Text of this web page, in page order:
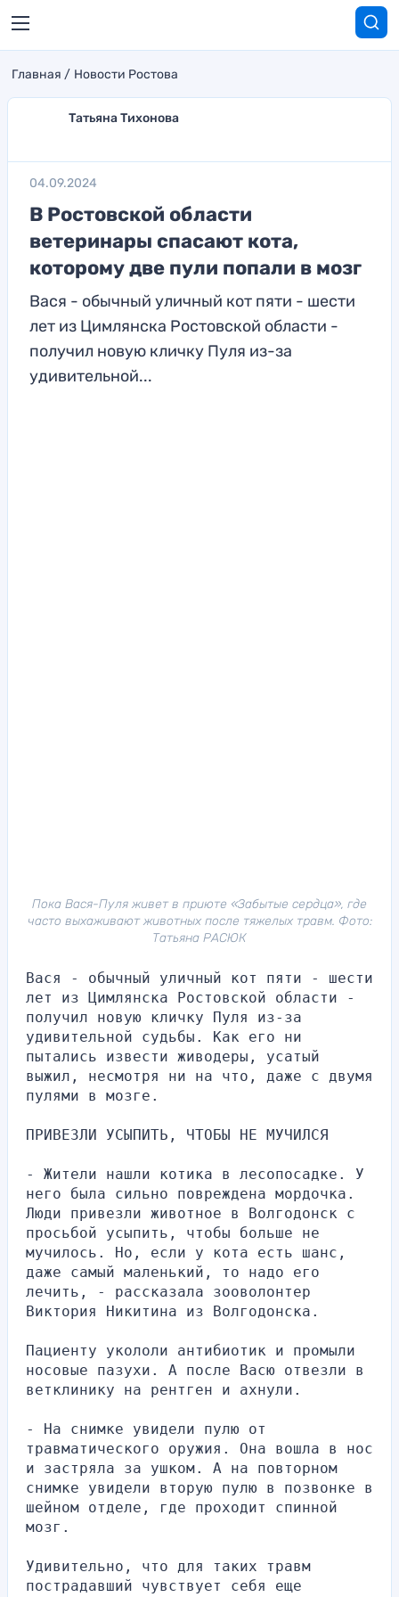
Главная Новости Ростова
Татьяна Тихонова
04.09.2024
В Ростовской области
ветеринары спасают кота,
которому две пули попали в мозг
Вася - обычный уличный кот пяти - шести
лет из Цимлянска Ростовской области -
получил новую кличку Пуля из-за
удивительной...
Пока Вася-Пуля живет в приюте «Забытые сердца», где
часто выхаживают животных после тяжелых травм. Фото:
Татьяна РАСЮК
Вася - обычный уличный кот пяти - шести
лет из Цимлянска Ростовской области -
получил новую кличку Пуля из-за
удивительной судьбы. Как его ни
пытались извести живодеры, усатый
выжил, несмотря ни на что, даже с двумя
пулями в мозге.
ПРИВЕЗЛИ УСЫПИТЬ, ЧТОБЫ НЕ МУЧИЛСЯ
- Жители нашли котика в лесопосадке. У
него была сильно повреждена мордочка.
Люди привезли животное в Волгодонск с
просьбой усыпить, чтобы больше не
мучилось. Но, если у кота есть шанс,
даже самый маленький, то надо его
лечить, - рассказала зооволонтер
Виктория Никитина из Волгодонска.
Пациенту укололи антибиотик и промыли
носовые пазухи. А после Васю отвезли в
ветклинику на рентген и ахнули.
- На снимке увидели пулю от
травматического оружия. Она вошла в нос
и застряла за ушком. А на повторном
снимке увидели вторую пулю в позвонке в
шейном отделе, где проходит спинной
мозг.
Удивительно, что для таких травм
пострадавший чувствует себя еще